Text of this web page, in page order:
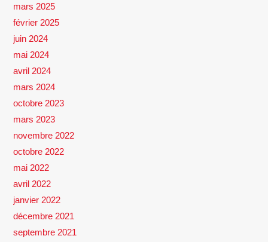
mars 2025
février 2025
juin 2024
mai 2024
avril 2024
mars 2024
octobre 2023
mars 2023
novembre 2022
octobre 2022
mai 2022
avril 2022
janvier 2022
décembre 2021
septembre 2021